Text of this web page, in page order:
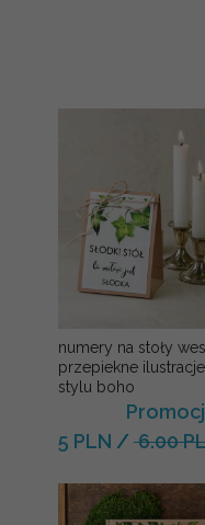
numery na stoły
przepiekne
stylu boho
5 PLN / 6.00